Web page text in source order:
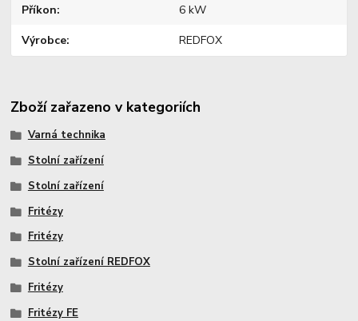
Příkon 6 kW
Výrobce REDFOX
Zboží zařazeno v kategoriích
Varná technika
Stolní zařízení
Stolní zařízení
Fritézy
Fritézy
Stolní zařízení REDFOX
Fritézy
Fritézy FE